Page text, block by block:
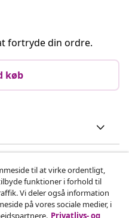
fortryde din ordre.
køb
til at virke ordentligt,
funktioner i forhold til
Vi deler også information
på vores sociale medier, i
Privatlivs- og